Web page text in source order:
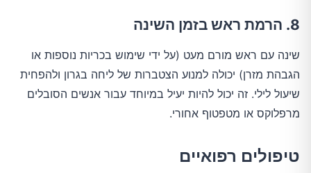
8. הרמת ראש בזמן השינה
שינה עם ראש מורם מעט (על ידי שימוש בכריות נוספות או
הגבהת מזרן) יכולה למנוע הצטברות של ליחה בגרון ולהפחית
שיעול לילי. זה יכול להיות יעיל במיוחד עבור אנשים הסובלים
מרפלוקס או מטפטוף אחורי.
טיפולים רפואיים